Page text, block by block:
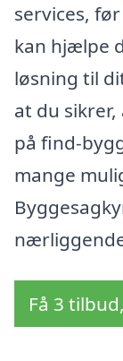
services,
kan hjælpe
løsning til
at du
på find-
mange
Få 3